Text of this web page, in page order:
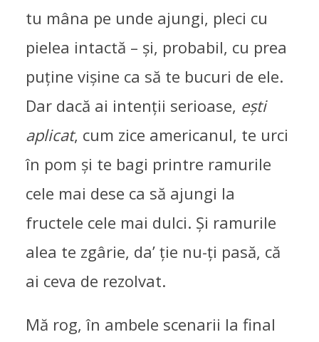
tu mâna pe unde ajungi, pleci cu
pielea intactă – și, probabil, cu prea
puține vișine ca să te bucuri de ele.
Dar dacă ai intenții serioase, ești
aplicat, cum zice americanul, te urci
în pom și te bagi printre ramurile
cele mai dese ca să ajungi la
fructele cele mai dulci. Și ramurile
alea te zgârie, da’ ție nu-ți pasă, că
ai ceva de rezolvat.
Mă rog, în ambele scenarii la final